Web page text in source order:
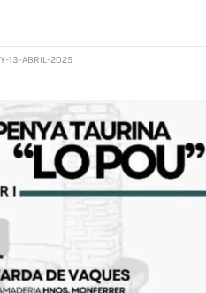
13-ABRIL-2025